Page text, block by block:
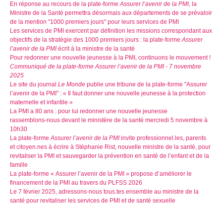
En réponse au recours de la plate-formeAssurer l’avenir de la PMI, la
Ministre de la Santé permettra désormais aux départements de se prévaloir
de la mention "1000 premiers jours" pour leurs services de PMI
Les services de PMI exercent par définition les missions correspondant aux
objectifs de la stratégie des 1000 premiers jours : la plate-formeAssurer
l’avenir de la PMIécrit à la ministre de la santé
Pour redonner une nouvelle jeunesse à la PMI, continuons le mouvement !
Communiqué de la plate-forme Assurer l’avenir de la PMI - 7 novembre
2025
Le site du journal Le Monde publie une tribune de la plate-forme "Assurer
l’avenir de la PMI" : « Il faut donner une nouvelle jeunesse à la protection
maternelle et infantile »
La PMI a 80 ans : pour lui redonner une nouvelle jeunesse
rassemblons-nous devant le ministère de la santé mercredi 5 novembre à
10h30
La plate-formeAssurer l’avenir de la PMIinvite professionnel.les, parents
et citoyen.nes à écrire à Stéphanie Rist, nouvelle ministre de la santé, pour
revitaliser la PMI et sauvegarder la prévention en santé de l’enfant et de la
famille
La plate-forme « Assurer l’avenir de la PMI » propose d’améliorer le
financement de la PMI au travers du PLFSS 2026
Le 7 février 2025, adressons-nous tous.tes ensemble au ministre de la
santé pour revitaliser les services de PMI et de santé sexuelle